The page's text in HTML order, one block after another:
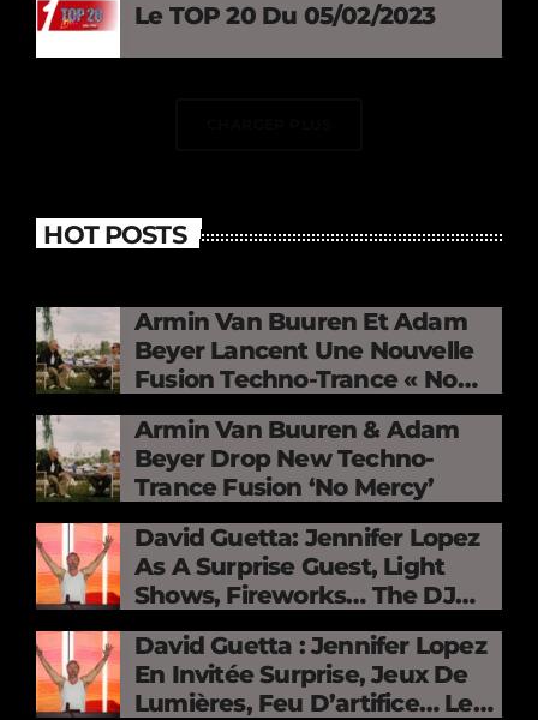
Le TOP 20 Du 05/02/2023
HOT POSTS
Armin Van Buuren Et Adam
Beyer Lancent Une Nouvelle
Fusion Techno-Trance « No
Mercy »
Armin Van Buuren & Adam
Beyer Drop New Techno-
Trance Fusion ‘No Mercy’
David Guetta: Jennifer Lopez
As A Surprise Guest, Light
Shows, Fireworks… The DJ
Electrifies The Stade De
France
David Guetta : Jennifer Lopez
En Invitée Surprise, Jeux De
Lumières, Feu D’artifice… Le